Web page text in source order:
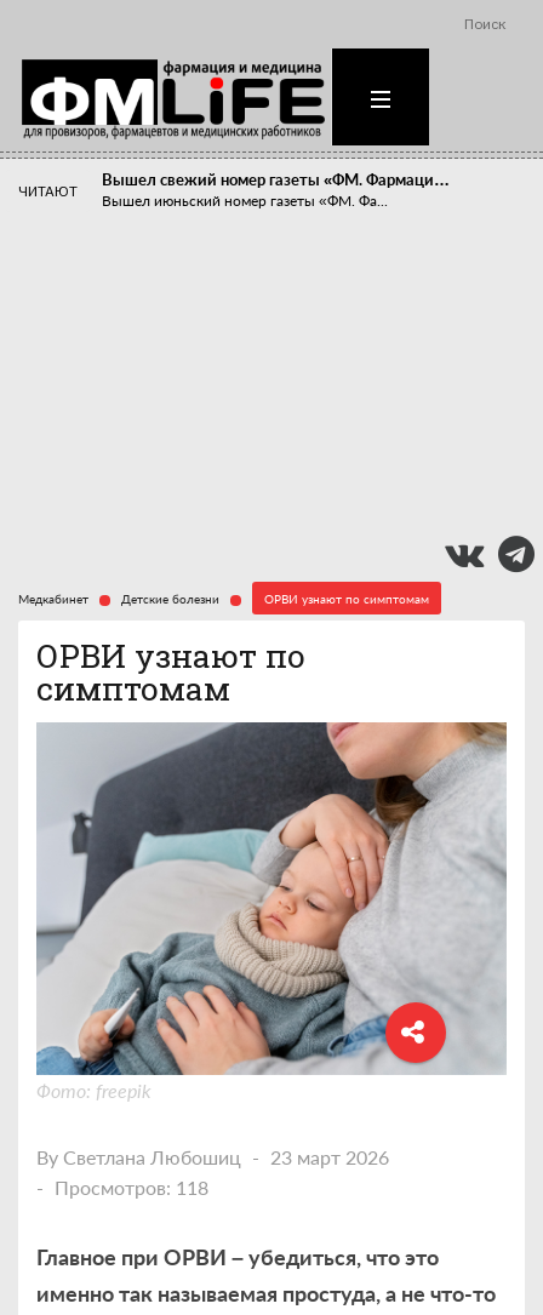
Поиск
ЧИТАЮТ
Вышел свежий номер газеты «ФМ. Фармаци…
Вышел июньский номер газеты «ФМ. Фа...
Медкабинет Детские болезни ОРВИ узнают по симптомам
ОРВИ узнают по
симптомам
Фото: freepik
By Светлана Любошиц
23 март 2026
Просмотров: 118
Главное при ОРВИ – убедиться, что это
именно так называемая простуда, а не что-то